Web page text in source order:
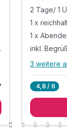
1 x
inkl.
Alle
1 x
3 weitere
4,8 / 6